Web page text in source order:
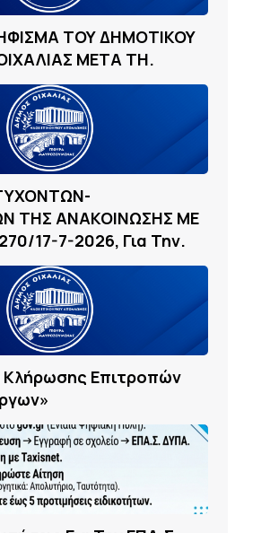
ΦΙΣΜΑ ΤΟΥΔΗΜΟΤΙΚΟΥ
ΙΧΑΛΙΑΣ ΜΕΤΑ ΤΗ.
ΥΧΟΝΤΩΝ-
Ν ΤΗΣ ΑΝΑΚΟΙΝΩΣΗΣ ΜΕ
270/17-7-2026, ΓΙΑ ΤΗΝ.
ΚΛΉΡΩΣΗΣ ΕΠΙΤΡΟΠΏΝ
ΡΓΩΝ»